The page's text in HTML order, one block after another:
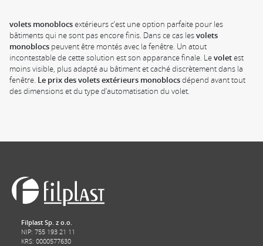
volets monoblocsextérieurs c’est une option parfaite pour les
bâtiments qui ne sont pas encore finis. Dans ce cas lesvolets
monoblocs peuvent être montés avec la fenêtre. Un atout
incontestable de cette solution est son apparance finale. Levoletest
moins visible, plus adapté au bâtiment et caché discrètement dans la
fenêtre. Le prix des volets extérieurs monoblocsdépend avant tout
des dimensions et du type d’automatisation du volet.
Filplast Sp. z o.o.
NIP: 755 193 21 11
KRS: 0000577630